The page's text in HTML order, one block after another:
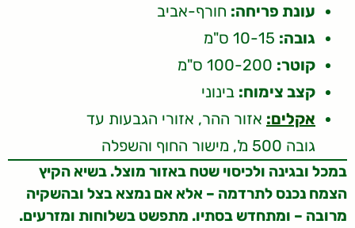
עונת פריחה: חורף-אביב
גובה:
קוטר:
קצב צימוח: בינוני
אקלים: אזור ההר, אזורי הגבעות עד
גובה 500 מ', מישור החוף והשפלה
במכל ובגינה ולכיסוי שטח באזור מוצל. בשיא הקיץ
הצמח נכנס לתרדמה – אלא אם נמצא בצל ובהשקיה
מרובה – ומתחדש בסתיו. מתפשט בשלוחות ומזרעים.